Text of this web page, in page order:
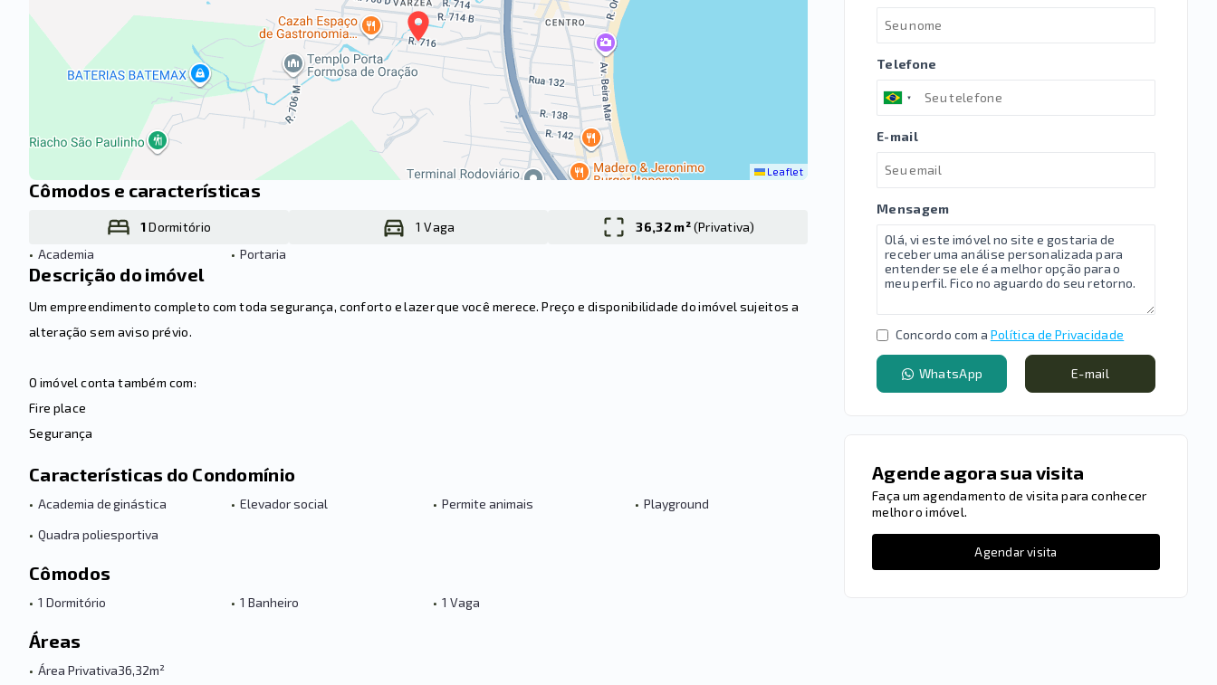
Leaflet
Cômodos e características
1Dormitório 1 Vaga 36,32 m²(Privativa)
• Academia • Portaria
Descrição do imóvel
Um empreendimento completo com toda segurança, conforto e lazer que você merece. Preço e disponibilidade do imóvel sujeitos a
alteração sem aviso prévio.
O imóvel conta também com:
Fire place
Segurança
Características do Condomínio
• Academia de ginástica • Elevador social • Permite animais • Playground
• Quadra poliesportiva
Cômodos
• 1 Dormitório • 1 Banheiro • 1 Vaga
Áreas
• Área Privativa36,32m²
Telefone
E-mail
Mensagem
Concordo com a Política de Privacidade
WhatsApp E-mail
Agende agora sua visita
Faça um agendamento de visita para conhecer
melhor o imóvel.
Agendar visita